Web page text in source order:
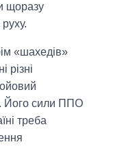
щоразу
«шахедів»
різні
Його сили ППО
треба